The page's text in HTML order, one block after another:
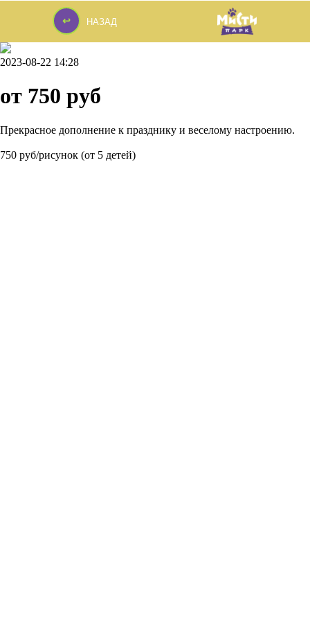
↩
НАЗАД
↩
2023-08-22 14:28
от 750 руб
Прекрасное дополнение к празднику и веселому настроению.
750 руб/рисунок (от 5 детей)